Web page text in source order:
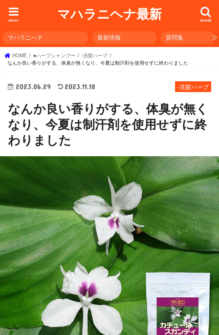
マハラニヘナ最新 search
menu
マハラニヘナ 最新情報 質問集
HOME ■ハーブシャンプー
-洗髪ハーブ
なんか良い香りがする、体臭が無くなり、今夏は制汗剤を使用せずに終わりました
-洗髪ハーブ
2023.06.29 2023.11.18
なんか良い香りがする、体臭が無く
なり、今夏は制汗剤を使用せずに終
わりました